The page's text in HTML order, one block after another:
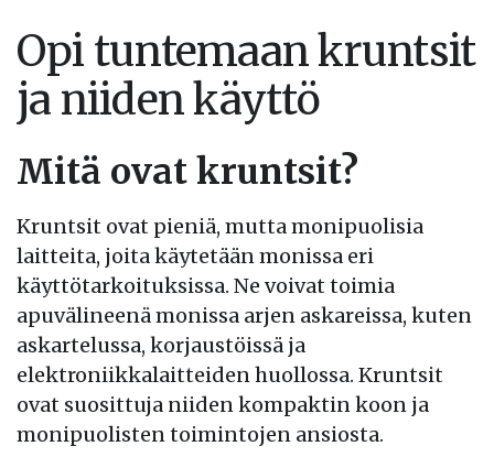
Opi tuntemaan kruntsit
ja niiden käyttö
Mitä ovat kruntsit?
Kruntsit ovat pieniä, mutta monipuolisia
laitteita, joita käytetään monissa eri
käyttötarkoituksissa. Ne voivat toimia
apuvälineenä monissa arjen askareissa, kuten
askartelussa, korjaustöissä ja
elektroniikkalaitteiden huollossa. Kruntsit
ovat suosittuja niiden kompaktin koon ja
monipuolisten toimintojen ansiosta.